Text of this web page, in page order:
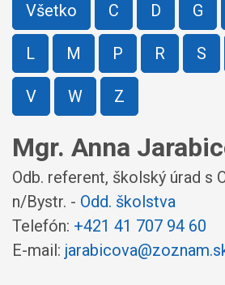
Všetko C D G
L M P R S
V W Z
Mgr. Anna
Odb. referent, školský úrad s
n/Bystr. - Odd. školstva
Telefón: +421 41 707 94 60
E-mail: